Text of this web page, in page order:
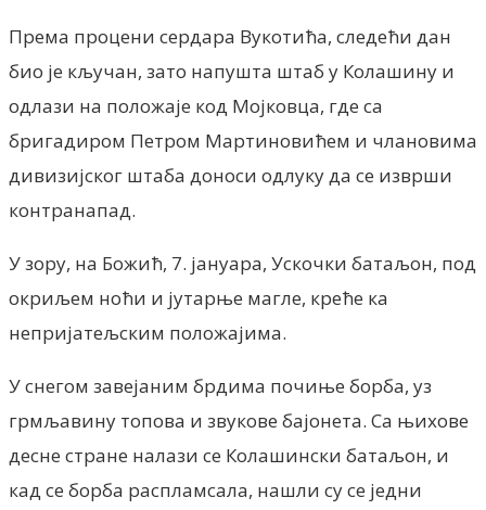
Према процени сердара Вукотића, следећи дан
био је кључан, зато напушта штаб у Колашину и
одлази на положаје код Мојковца, где са
бригадиром Петром Мартиновићем и члановима
дивизијског штаба доноси одлуку да се изврши
контранапад.
У зору, на Божић, 7. јануара, Ускочки батаљон, под
окриљем ноћи и јутарње магле, креће ка
непријатељским положајима.
У снегом завејаним брдима почиње борба, уз
грмљавину топова и звукове бајонета. Са њихове
десне стране налази се Колашински батаљон, и
кад се борба распламсала, нашли су се једни